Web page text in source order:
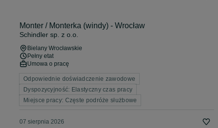
Monter / Monterka (windy) - Wrocław
Schindler sp. z o.o.
Bielany Wrocławskie
Pełny etat
Umowa o pracę
Odpowiednie doświadczenie zawodowe
Dyspozycyjność: Elastyczny czas pracy
Miejsce pracy: Częste podróże służbowe
07 sierpnia 2026